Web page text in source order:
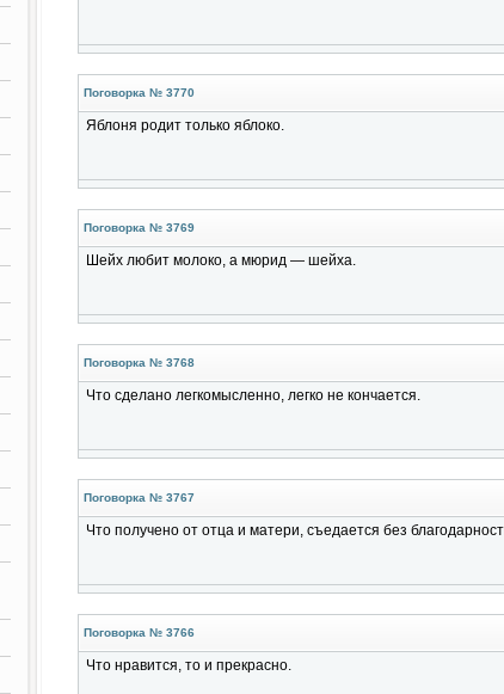
Поговорка № 3770
Яблоня родит только яблоко.
Поговорка № 3769
Шейх любит молоко, а мюрид — шейха.
Поговорка № 3768
Что сделано легкомысленно, легко не кончается.
Поговорка № 3767
Что получено от отца и матери, съедается без
Поговорка № 3766
Что нравится, то и прекрасно.